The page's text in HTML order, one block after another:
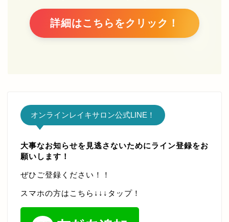
詳細はこちらをクリック！
オンラインレイキサロン公式LINE！
大事なお知らせを見逃さないためにライン登録をお
願いします！
ぜひご登録ください！！
スマホの方はこちら↓↓↓タップ！
メンバーログインページ
パスワードのリセット